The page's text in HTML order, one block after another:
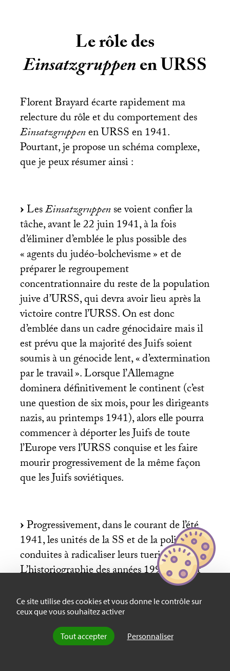
Ce site utilise des cookies et vous donne le contrôle sur
ceux que vous souhaitez activer
Tout accepter Personnaliser
Le rôle des
EinsatzgruppenenURSS
Florent Brayard écarte rapidement ma
relecture du rôle et du comportement des
EinsatzgruppenenURSSen 1941.
Pourtant, je propose un schéma complexe,
que je peux résumer ainsi :
LesEinsatzgruppense voient confier la
tâche, avant le 22 juin 1941, à la fois
d’éliminer d’emblée le plus possible des
«agents du judéo-bolchevisme» et de
préparer le regroupement
concentrationnaire du reste de la population
juive d’URSS, qui devra avoir lieu après la
victoire contre l’URSS. On est donc
d’emblée dans un cadre génocidaire mais il
est prévu que la majorité des Juifs soient
soumis à un génocide lent, «d’extermination
par le travail». Lorsque l’Allemagne
dominera définitivement le continent (c’est
une question de six mois, pour les dirigeants
nazis, au printemps 1941), alors elle pourra
commencer à déporter les Juifs de toute
l’Europe vers l’URSSconquise et les faire
mourir progressivement de la même façon
que les Juifs soviétiques.
Progressivement, dans le courant de l’été
1941, les unités de laSSet de la police sont
conduites à radicaliser leurs tueries.
L’historiographie des années 1990 mettait
l’accent sur la radicalisation à la base. On
sait aujourd’hui que l’impulsion est venue
d’en haut, en particulier de Himmler, qui
est quasiment en permanence sur le terrain
pour inciter les unités de laSSet de la